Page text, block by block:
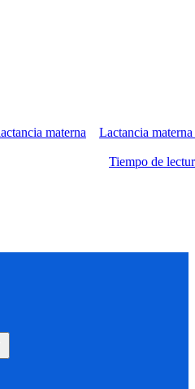
materna Lactancia
Tiempo de